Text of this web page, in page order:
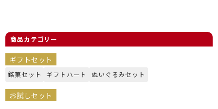
商品カテゴリー
ギフトセット
銘菓セット ギフトハート ぬいぐるみセット
お試しセット